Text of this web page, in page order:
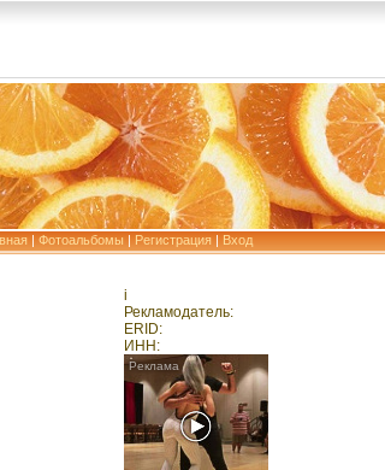
| Фотоальбомы | Регистрация | Вход
i
Рекламодатель:
ERID:
ИНН: